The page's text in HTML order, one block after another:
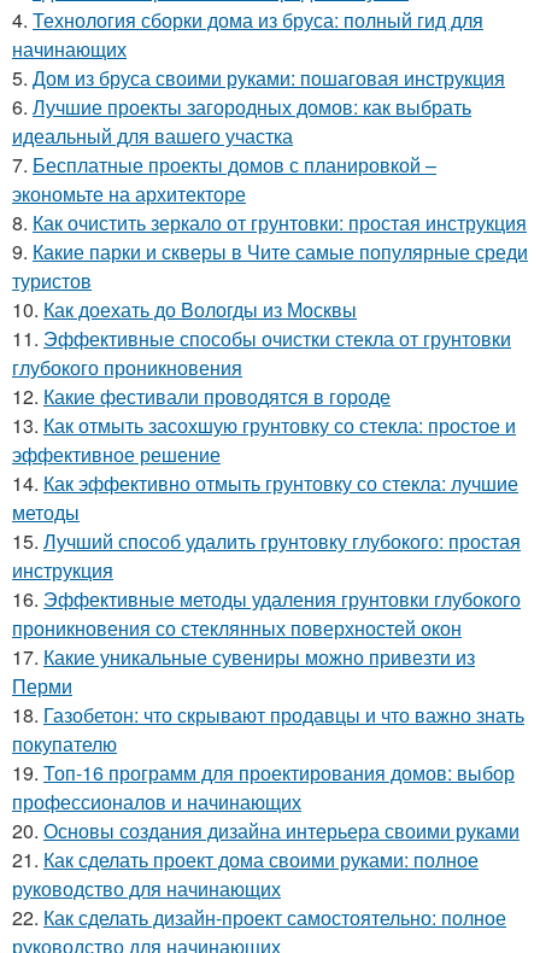
4. Технология сборки дома из бруса: полный гид для
начинающих
5. Дом из бруса своими руками: пошаговая инструкция
6. Лучшие проекты загородных домов: как выбрать
идеальный для вашего участка
7. Бесплатные проекты домов с планировкой –
экономьте на архитекторе
8. Как очистить зеркало от грунтовки: простая инструкция
9. Какие парки и скверы в Чите самые популярные среди
туристов
10. Как доехать до Вологды из Москвы
11. Эффективные способы очистки стекла от грунтовки
глубокого проникновения
12. Какие фестивали проводятся в городе
13. Как отмыть засохшую грунтовку со стекла: простое и
эффективное решение
14. Как эффективно отмыть грунтовку со стекла: лучшие
методы
15. Лучший способ удалить грунтовку глубокого: простая
инструкция
16. Эффективные методы удаления грунтовки глубокого
проникновения со стеклянных поверхностей окон
17. Какие уникальные сувениры можно привезти из
Перми
18. Газобетон: что скрывают продавцы и что важно знать
покупателю
19. Топ-16 программ для проектирования домов: выбор
профессионалов и начинающих
20. Основы создания дизайна интерьера своими руками
21. Как сделать проект дома своими руками: полное
руководство для начинающих
22. Как сделать дизайн-проект самостоятельно: полное
руководство для начинающих